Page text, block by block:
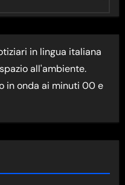
in lingua italiana
all'ambiente.
in onda ai minuti 00 e